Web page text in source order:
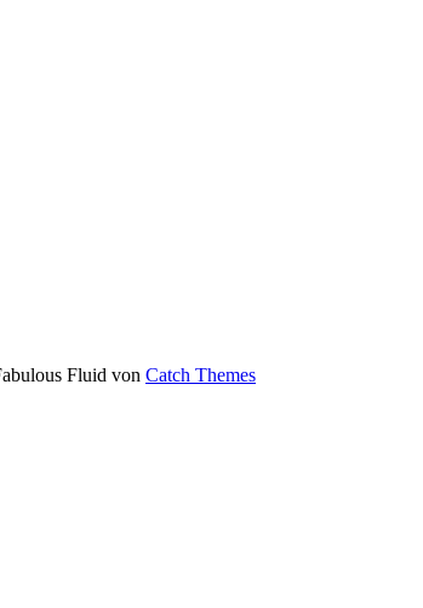
Fluid von Catch Themes